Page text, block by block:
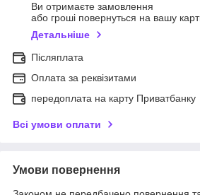
Ви отримаєте замовлення
або гроші повернуться на вашу
Детальніше
Післяплата
Оплата за реквізитами
передоплата на карту Приватбанку
Всі умови оплати
Умови повернення